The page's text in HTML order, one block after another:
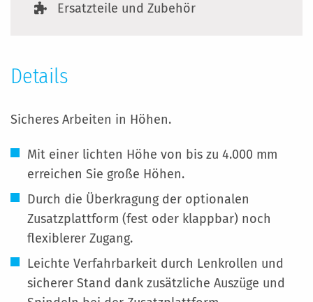
Ersatzteile und Zubehör
Details
Sicheres Arbeiten in Höhen.
Mit einer lichten Höhe von bis zu 4.000 mm
erreichen Sie große Höhen.
Durch die Überkragung der optionalen
Zusatzplattform (fest oder klappbar) noch
flexiblerer Zugang.
Leichte Verfahrbarkeit durch Lenkrollen und
sicherer Stand dank zusätzliche Auszüge und